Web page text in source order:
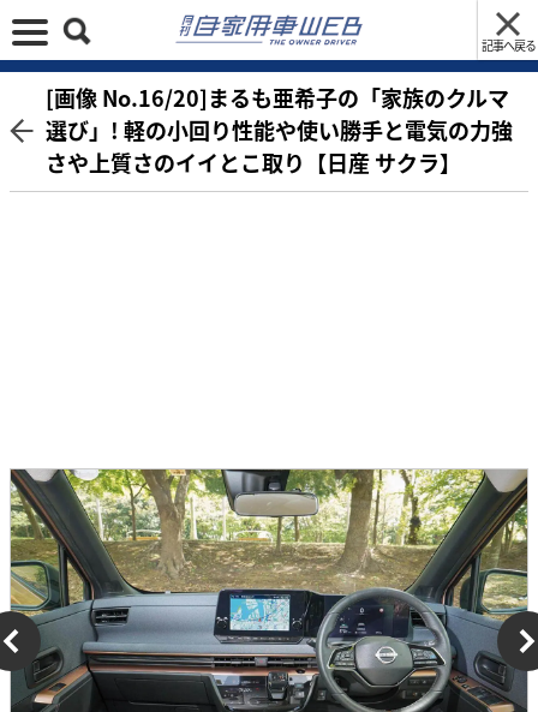
記事へ戻る
[画像 No.16/20]まるも亜希子の「家族のクルマ
選び」! 軽の小回り性能や使い勝手と電気の力強
さや上質さのイイとこ取り【日産 サクラ】